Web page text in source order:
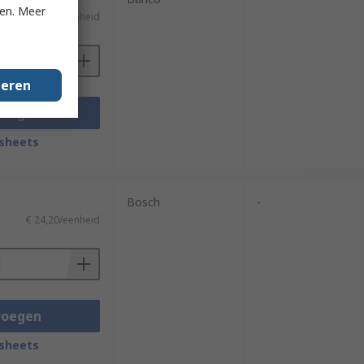
€ 41,24/eenheid
€ 24,20/eenheid
Bosch -
Meer